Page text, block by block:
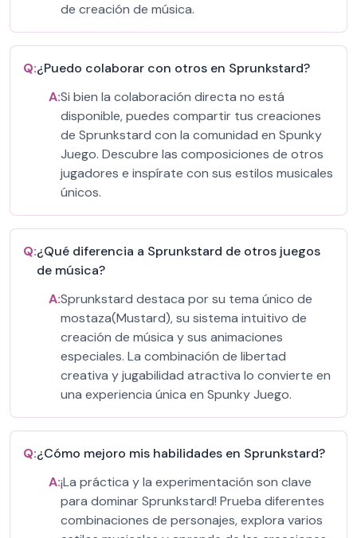
de creación de música.
Q:¿Puedo colaborar con otros en Sprunkstard?
A:Si bien la colaboración directa no está
disponible, puedes compartir tus creaciones
de Sprunkstard con la comunidad en Spunky
Juego. Descubre las composiciones de otros
jugadores e inspírate con sus estilos musicales
únicos.
Q:¿Qué diferencia a Sprunkstard de otros juegos
de música?
A:Sprunkstard destaca por su tema único de
mostaza(Mustard), su sistema intuitivo de
creación de música y sus animaciones
especiales. La combinación de libertad
creativa y jugabilidad atractiva lo convierte en
una experiencia única en Spunky Juego.
Q:¿Cómo mejoro mis habilidades en Sprunkstard?
A:¡La práctica y la experimentación son clave
para dominar Sprunkstard! Prueba diferentes
combinaciones de personajes, explora varios